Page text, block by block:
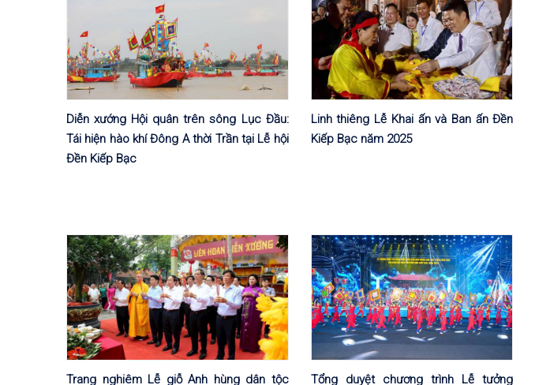
Diễn xướng Hội quân trên sông Lục Đầu:
Tái hiện hào khí Đông A thời Trần tại Lễ hội
Đền Kiếp Bạc
Linh thiêng Lễ Khai ấn và Ban ấn Đền
Kiếp Bạc năm 2025
Trang nghiêm Lễ giỗ Anh hùng dân tộc Tổng duyệt chương trình Lễ tưởng